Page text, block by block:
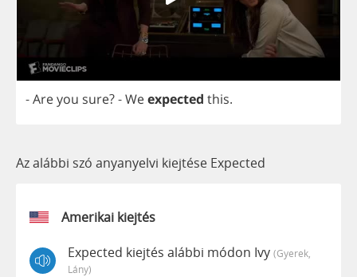
-Areyou sure?-Weexpected this.
Az alábbi szó anyanyelvi kiejtése Expected
Amerikai kiejtés
Expected kiejtés alábbi módon Ivy (gyerek,
Lány)